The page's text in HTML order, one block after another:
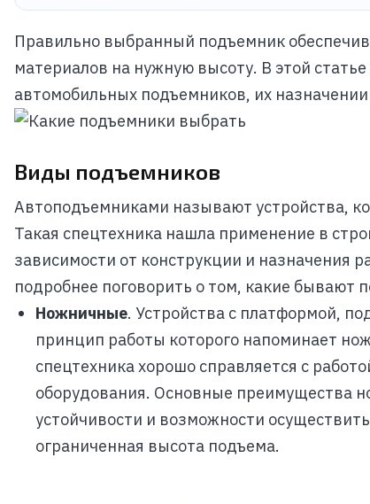
Правильно выбранный подъемник
материалов на нужную высоту. В этой
автомобильных подъемников, их
Виды подъемников
Автоподъемниками называют устройства,
Такая спецтехника нашла применение в
зависимости от конструкции и назначения
подробнее поговорить о том, какие бывают
Ножничные. Устройства с платформой,
принцип работы которого напоминает
спецтехника хорошо справляется с
оборудования. Основные преимущества
устойчивости и возможности
ограниченная высота подъема.